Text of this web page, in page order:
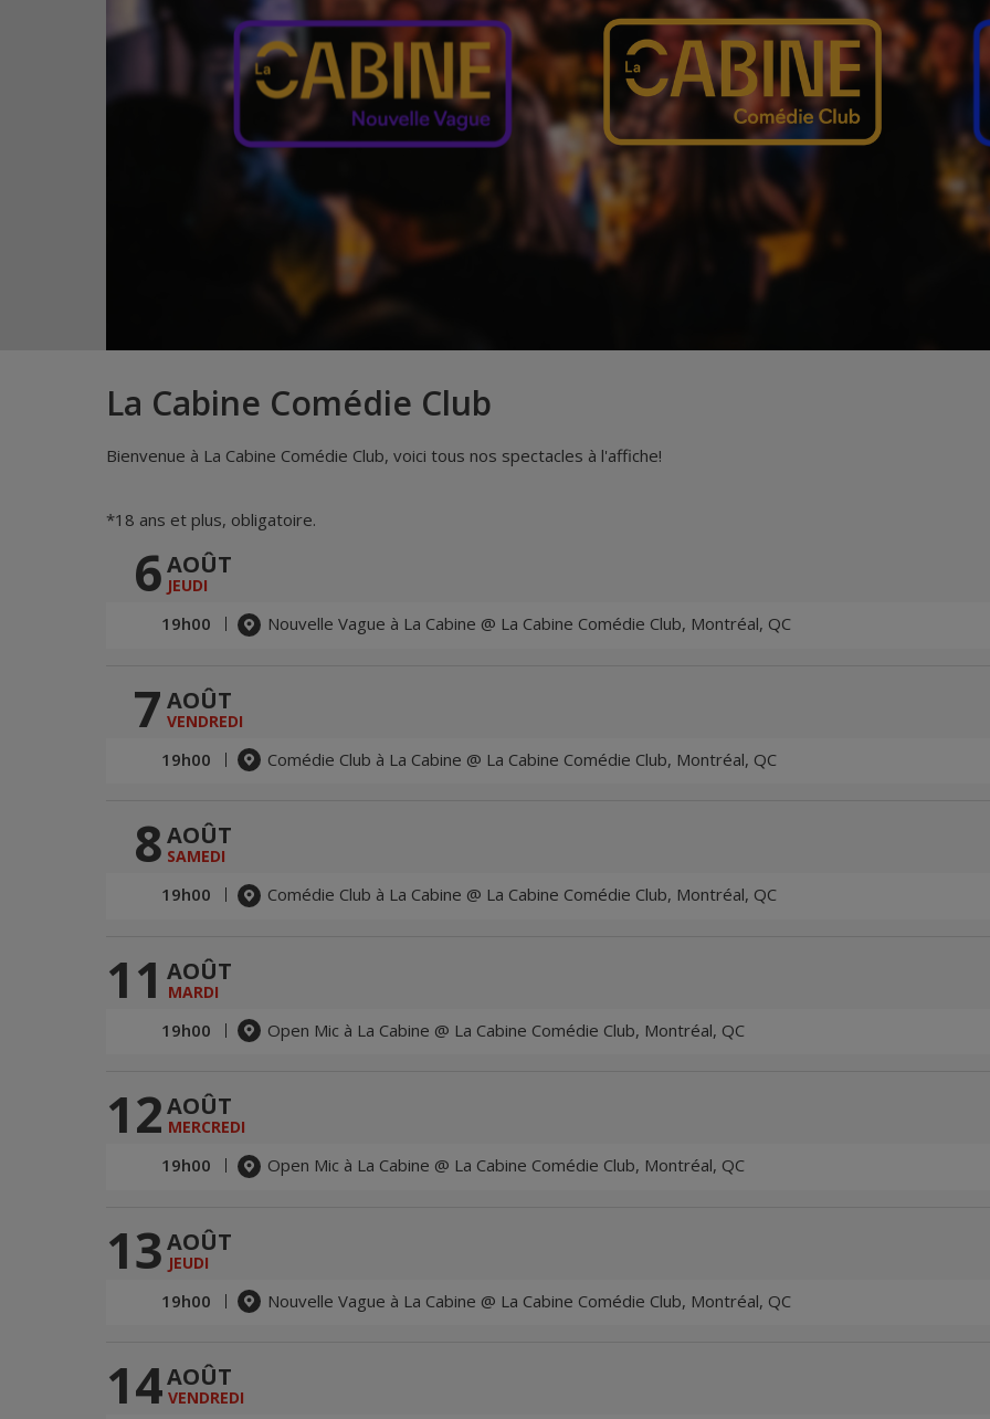
La Cabine Comédie Club
Bienvenue à La Cabine Comédie Club, voici tous nos spectacles à l'affiche!
*18 ans et plus, obligatoire.
6AOÛT
JEUDI
19h00 Nouvelle Vague à La Cabine @ La Cabine Comédie Club, Montréal, QC
7 AOÛT
VENDREDI
19h00 Comédie Club à La Cabine @ La Cabine Comédie Club, Montréal, QC
8AOÛT
SAMEDI
19h00 Comédie Club à La Cabine @ La Cabine Comédie Club, Montréal, QC
11 AOÛT
MARDI
19h00 Open Mic à La Cabine @ La Cabine Comédie Club, Montréal, QC
12AOÛT
MERCREDI
19h00 Open Mic à La Cabine @ La Cabine Comédie Club, Montréal, QC
13AOÛT
JEUDI
19h00 Nouvelle Vague à La Cabine @ La Cabine Comédie Club, Montréal, QC
14AOÛT
VENDREDI